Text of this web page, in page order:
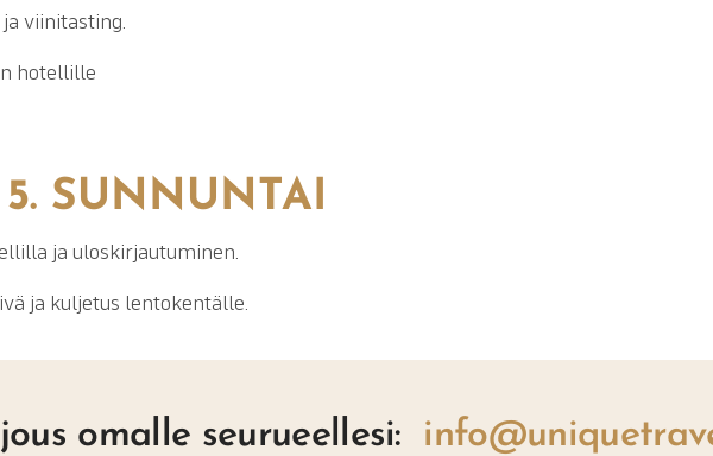
viinitasting.
hotellille
5. SUNNUNTAI
ja uloskirjautuminen.
ja kuljetus lentokentälle.
omalle seurueellesi: